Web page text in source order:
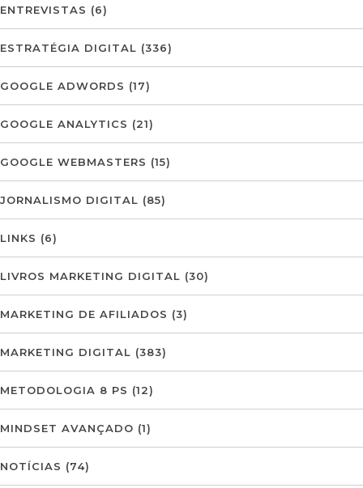
ENTREVISTAS (6)
ESTRATÉGIA DIGITAL (336)
GOOGLE ADWORDS (17)
GOOGLE ANALYTICS (21)
GOOGLE WEBMASTERS (15)
JORNALISMO DIGITAL (85)
LINKS (6)
LIVROS MARKETING DIGITAL (30)
MARKETING DE AFILIADOS (3)
MARKETING DIGITAL (383)
METODOLOGIA 8 PS (12)
MINDSET AVANÇADO (1)
NOTÍCIAS (74)